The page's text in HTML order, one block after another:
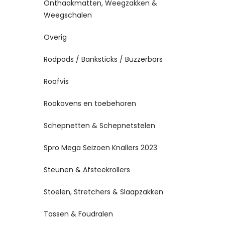
Onthaakmatten, Weegzakken &
Weegschalen
Overig
Rodpods / Banksticks / Buzzerbars
Roofvis
Rookovens en toebehoren
Schepnetten & Schepnetstelen
Spro Mega Seizoen Knallers 2023
Steunen & Afsteekrollers
Stoelen, Stretchers & Slaapzakken
Tassen & Foudralen